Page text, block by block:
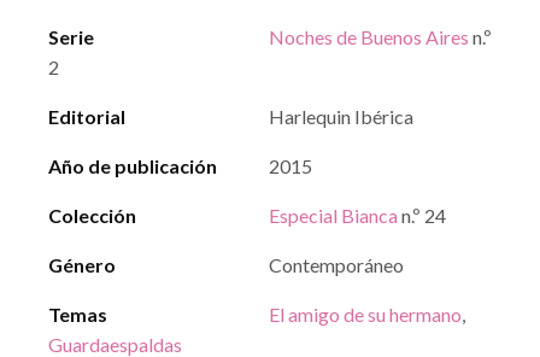
Serie Noches de Buenos Aires n.º
2
Editorial Harlequin Ibérica
Año de publicación 2015
Colección Especial Bianca n.º 24
Género Contemporáneo
Temas El amigo de su hermano,
Guardaespaldas